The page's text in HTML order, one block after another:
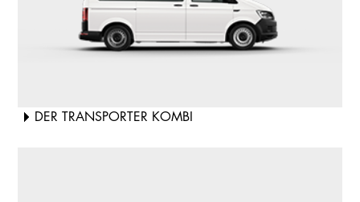
DER TRANSPORTER KOMBI